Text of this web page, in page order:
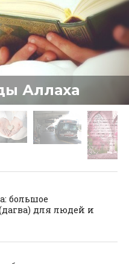
Аллаха
большое
для людей и